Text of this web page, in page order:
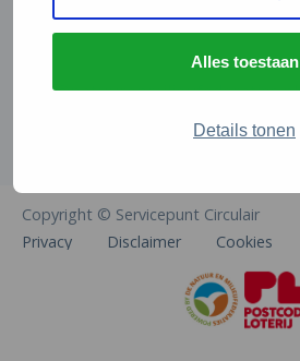
Alles toestaan
Details tonen
Arthur van Schendelstraat 600
info@natuurenmilieufederaties.nl
Copyright © Servicepunt Circulair
Privacy
Disclaimer Cookies